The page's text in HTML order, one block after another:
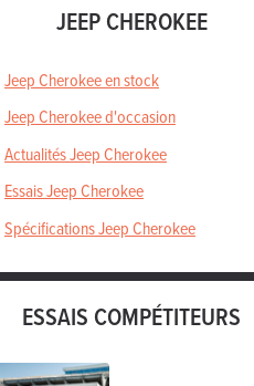
JEEP CHEROKEE
Jeep Cherokee en stock
Jeep Cherokee d'occasion
Actualités Jeep Cherokee
Essais Jeep Cherokee
Spécifications Jeep Cherokee
ESSAIS COMPÉTITEURS